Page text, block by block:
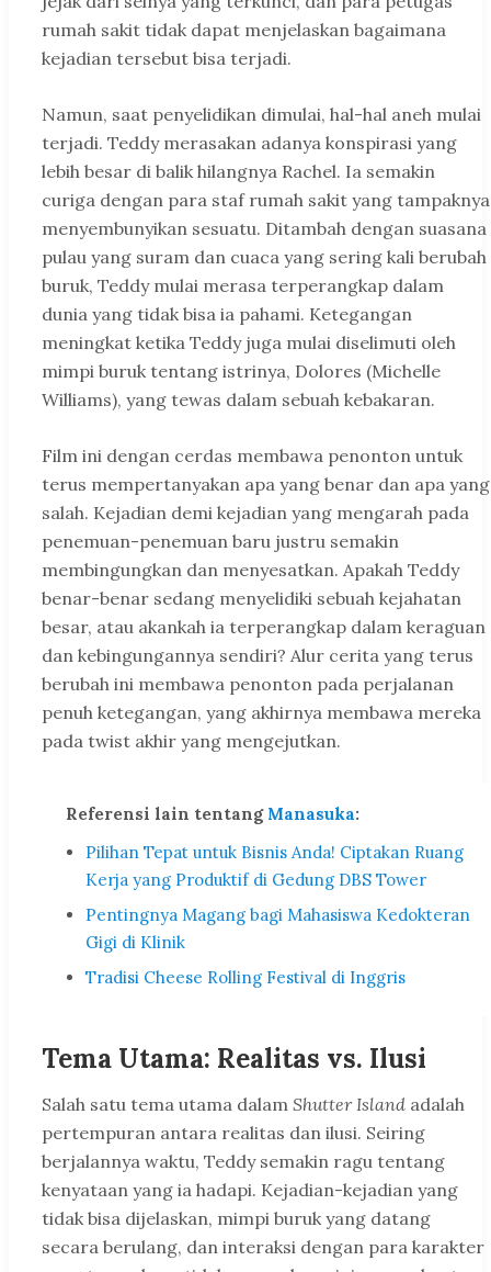
rumah sakit tidak dapat menjelaskan bagaimana
kejadian tersebut bisa terjadi.
Namun, saat penyelidikan dimulai, hal-hal aneh mulai
terjadi. Teddy merasakan adanya konspirasi yang
lebih besar di balik hilangnya Rachel. Ia semakin
curiga dengan para staf rumah sakit yang tampaknya
menyembunyikan sesuatu. Ditambah dengan suasana
pulau yang suram dan cuaca yang sering kali berubah
buruk, Teddy mulai merasa terperangkap dalam
dunia yang tidak bisa ia pahami. Ketegangan
meningkat ketika Teddy juga mulai diselimuti oleh
mimpi buruk tentang istrinya, Dolores (Michelle
Williams), yang tewas dalam sebuah kebakaran.
Film ini dengan cerdas membawa penonton untuk
terus mempertanyakan apa yang benar dan apa yang
salah. Kejadian demi kejadian yang mengarah pada
penemuan-penemuan baru justru semakin
membingungkan dan menyesatkan. Apakah Teddy
benar-benar sedang menyelidiki sebuah kejahatan
besar, atau akankah ia terperangkap dalam keraguan
dan kebingungannya sendiri? Alur cerita yang terus
berubah ini membawa penonton pada perjalanan
penuh ketegangan, yang akhirnya membawa mereka
pada twist akhir yang mengejutkan.
Referensi lain tentang Manasuka:
Pilihan Tepat untuk Bisnis Anda! Ciptakan Ruang
Kerja yang Produktif di Gedung DBS Tower
Pentingnya Magang bagi Mahasiswa Kedokteran
Gigi di Klinik
Tradisi Cheese Rolling Festival di Inggris
Tema Utama: Realitas vs. Ilusi
Salah satu tema utama dalam Shutter Island adalah
pertempuran antara realitas dan ilusi. Seiring
berjalannya waktu, Teddy semakin ragu tentang
kenyataan yang ia hadapi. Kejadian-kejadian yang
tidak bisa dijelaskan, mimpi buruk yang datang
secara berulang, dan interaksi dengan para karakter